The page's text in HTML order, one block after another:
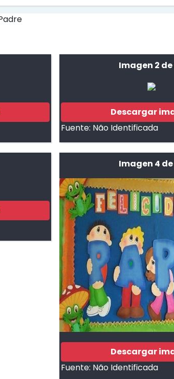
Imagen 2 de
Descargar
Fuente: Não Identificada
Imagen 4 de
Descargar
Fuente: Não Identificada